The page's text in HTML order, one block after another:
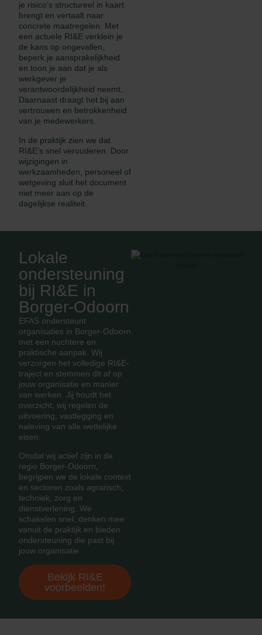
je risico’s structureel in kaart
brengt en vertaalt naar
concrete maatregelen. Met
een actuele RI&E verklein je
de kans op ongevallen,
beperk je aansprakelijkheid
en toon je aan dat je als
werkgever je
verantwoordelijkheid neemt.
Daarnaast draagt het bij aan
vertrouwen en betrokkenheid
van je medewerkers.
In de praktijk zien we dat
RI&E’s snel verouderen. Door
wijzigingen in
werkzaamheden, personeel of
wetgeving sluit het document
niet meer aan op de
dagelijkse realiteit.
Lokale
ondersteuning
bij RI&E in
Borger-Odoorn
EFAS ondersteunt
organisaties in Borger-Odoorn
met een nuchtere en
praktische aanpak. Wij
verzorgen het volledige RI&E-
traject en stemmen dit af op
jouw organisatie en manier
van werken. Jij houdt het
overzicht, wij regelen de
uitvoering, vastlegging en
naleving van alle wettelijke
eisen.
Omdat wij actief zijn in de
regio Borger-Odoorn,
begrijpen we de lokale context
en sectoren zoals agrarisch,
techniek, zorg en
dienstverlening. We
schakelen snel, denken mee
vanuit de praktijk en bieden
ondersteuning die past bij
jouw organisatie.
Bekijk RI&E
voorbeelden!